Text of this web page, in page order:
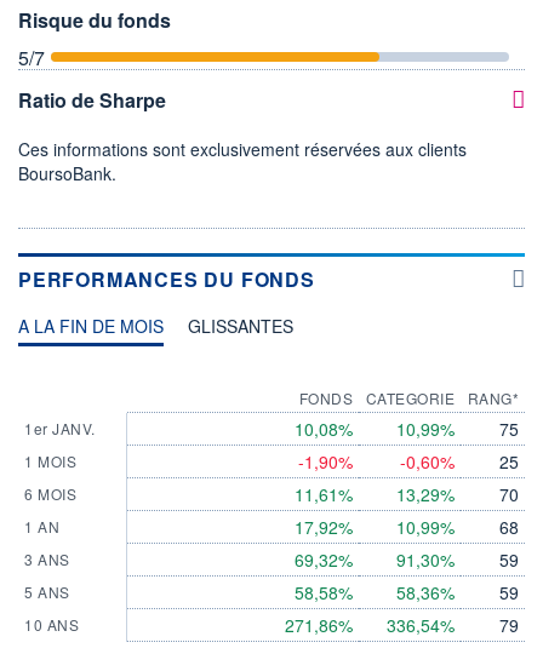
Risque du fonds
5/7
Ratio de Sharpe
Ces informations sont exclusivement réservées aux clients
BoursoBank.
PERFORMANCES DU FONDS
A LA FIN DE MOIS GLISSANTES
1er JANV.
1 MOIS
6 MOIS
1 AN
3 ANS
5 ANS
10 ANS
FONDS
10,08%
-1,90%
11,61%
17,92%
69,32%
58,58%
271,86%
CATEGORIE
10,99%
-0,60%
13,29%
10,99%
91,30%
58,36%
336,54%
RANG*
75
25
70
68
59
59
79